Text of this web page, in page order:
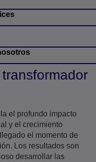
el profundo impacto
y el crecimiento
el momento de
Los resultados son
desarrollar las